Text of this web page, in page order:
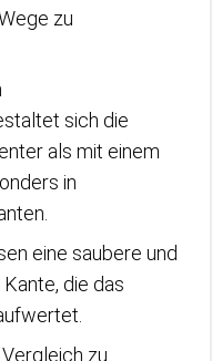
zu
sich die
als mit einem
in
eine saubere und
die das
zu